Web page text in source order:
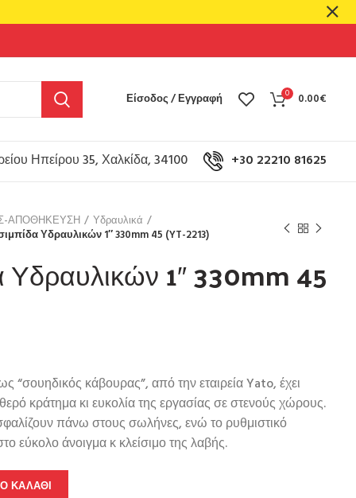
Είσοδος / Εγγραφή 0 0.00€
Ηπείρου 35, Χαλκίδα, 34100 +30 22210 81625
ΑΠΟΘΗΚΕΥΣΗ
Υδραυλικά
Υδραυλικών 1″ 330mm 45 (YT-2213)
Υδραυλικών 1″ 330mm 45
“σουηδικός κάβουρας”, από την εταιρεία Yato, έχει
κράτημα κι ευκολία της εργασίας σε στενούς χώρους.
πάνω στους σωλήνες, ενώ το ρυθμιστικό
εύκολο άνοιγμα κ κλείσιμο της λαβής.
ΚΑΛΆΘΙ